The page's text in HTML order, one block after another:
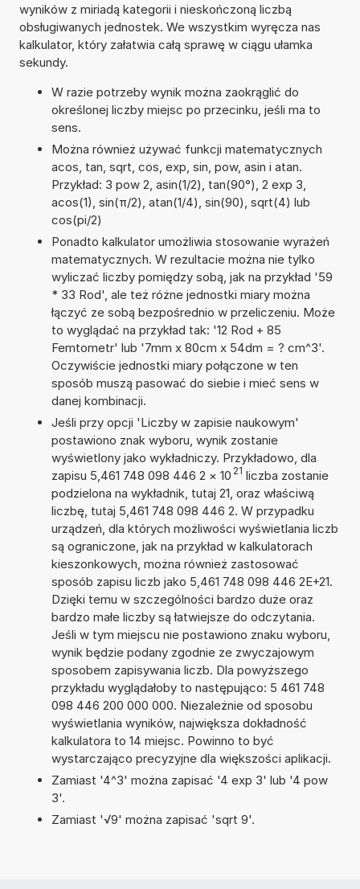
wyników z miriadą kategorii i nieskończoną liczbą
obsługiwanych jednostek. We wszystkim wyręcza nas
kalkulator, który załatwia całą sprawę w ciągu ułamka
sekundy.
W razie potrzeby wynik można zaokrąglić do
określonej liczby miejsc po przecinku, jeśli ma to
sens.
Można również używać funkcji matematycznych
acos, tan, sqrt, cos, exp, sin, pow, asin i atan.
Przykład: 3 pow 2, asin(1/2), tan(90°), 2 exp 3,
acos(1), sin(π/2), atan(1/4), sin(90), sqrt(4) lub
cos(pi/2)
Ponadto kalkulator umożliwia stosowanie wyrażeń
matematycznych. W rezultacie można nie tylko
wyliczać liczby pomiędzy sobą, jak na przykład '59
* 33 Rod', ale też różne jednostki miary można
łączyć ze sobą bezpośrednio w przeliczeniu. Może
to wyglądać na przykład tak: '12 Rod + 85
Femtometr' lub '7mm x 80cm x 54dm = ? cm^3'.
Oczywiście jednostki miary połączone w ten
sposób muszą pasować do siebie i mieć sens w
danej kombinacji.
Jeśli przy opcji 'Liczby w zapisie naukowym'
postawiono znak wyboru, wynik zostanie
wyświetlony jako wykładniczy. Przykładowo, dla
zapisu 5,461 748 098 446 2 × 10 21 liczba zostanie
podzielona na wykładnik, tutaj 21, oraz właściwą
liczbę, tutaj 5,461 748 098 446 2. W przypadku
urządzeń, dla których możliwości wyświetlania liczb
są ograniczone, jak na przykład w kalkulatorach
kieszonkowych, można również zastosować
sposób zapisu liczb jako 5,461 748 098 446 2E+21.
Dzięki temu w szczególności bardzo duże oraz
bardzo małe liczby są łatwiejsze do odczytania.
Jeśli w tym miejscu nie postawiono znaku wyboru,
wynik będzie podany zgodnie ze zwyczajowym
sposobem zapisywania liczb. Dla powyższego
przykładu wyglądałoby to następująco: 5 461 748
098 446 200 000 000. Niezależnie od sposobu
wyświetlania wyników, największa dokładność
kalkulatora to 14 miejsc. Powinno to być
wystarczająco precyzyjne dla większości aplikacji.
Zamiast '4^3' można zapisać '4 exp 3' lub '4 pow
3'.
Zamiast '√9' można zapisać 'sqrt 9'.